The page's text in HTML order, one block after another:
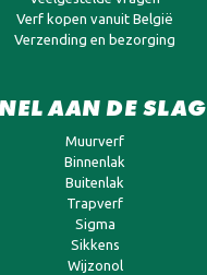
Verf kopen vanuit België
Verzending en bezorging
AAN DE SLAG
Muurverf
Binnenlak
Buitenlak
Trapverf
Sigma
Sikkens
Wijzonol